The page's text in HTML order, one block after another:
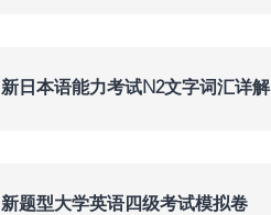
新日本语能力考试N2文字词汇详解
新题型大学英语四级考试模拟卷